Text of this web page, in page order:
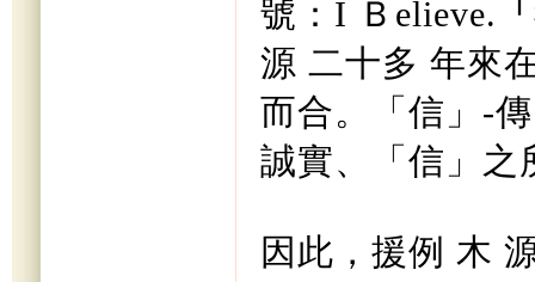
號：I Ｂelieve. 「
源 二十多 年來
而合。「信」-
誠實、「信」之
因此，援例 木